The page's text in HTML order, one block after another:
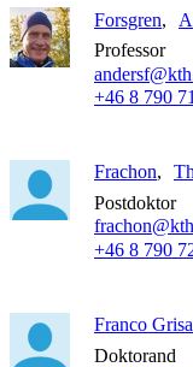
Forsgren
Professor
+46 8 790
Frachon
Postdoktor
+46 8 790
Franco
Doktorand